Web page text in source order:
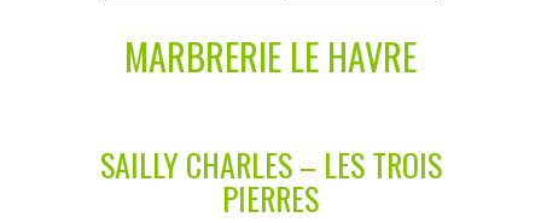
MARBRERIE LE HAVRE
SAILLY CHARLES – LES TROIS
PIERRES